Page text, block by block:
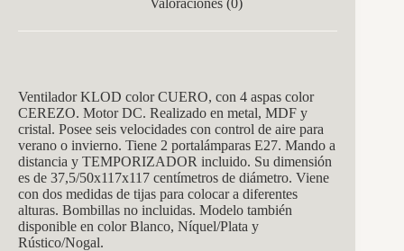
Ventilador KLOD color CUERO, con 4 aspas color
CEREZO. Motor DC. Realizado en metal, MDF y
cristal. Posee seis velocidades con control de aire para
verano o invierno. Tiene 2 portalámparas E27. Mando a
distancia y TEMPORIZADOR incluido. Su dimensión
es de 37,5/50x117x117 centímetros de diámetro. Viene
con dos medidas de tijas para colocar a diferentes
alturas. Bombillas no incluidas. Modelo también
disponible en color Blanco, Níquel/Plata y
Rústico/Nogal.